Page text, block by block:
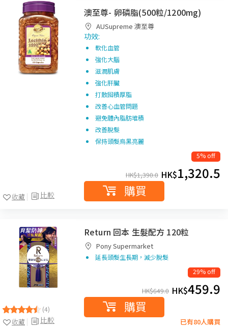
比較
收藏
澳至尊- 卵磷脂(500粒/1200mg)
AUSupreme 澳至尊
功效:
軟化血管
強化大腦
滋潤肌膚
強化肝臟
打散囤積厚脂
改善心血管問題
避免體內脂肪堆積
改善脫髮
保持頭髮烏黑亮麗
5% off
HK$1,390.0 HK$1,320.5
購買
(4)
比較
收藏
Return 回本 生髮配方 120粒
Pony Supermarket
延長頭髮生長期，減少脫髮
29% off
HK$649.0 HK$459.9
購買
已有80人購買